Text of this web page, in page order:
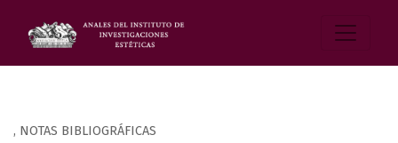
, NOTAS BIBLIOGRÁFICAS